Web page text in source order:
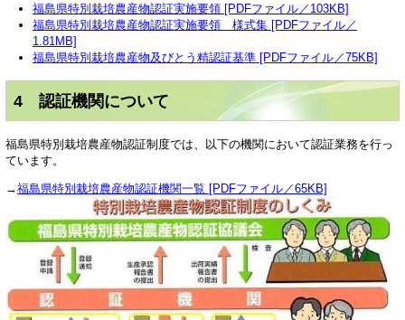
福島県特別栽培農産物認証実施要領 [PDFファイル／103KB]
福島県特別栽培農産物認証実施要領 様式集 [PDFファイル／
1.81MB]
福島県特別栽培農産物及びとう精認証基準 [PDFファイル／75KB]
4 認証機関について
福島県特別栽培農産物認証制度では、以下の機関において認証業務を行っ
ています。
→福島県特別栽培農産物認証機関一覧 [PDFファイル／65KB]